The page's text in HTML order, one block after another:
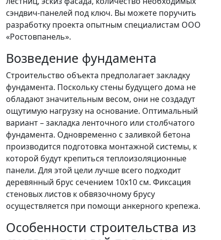
сэндвич-панелей под ключ. Вы можете поручить
разработку проекта опытным специалистам ООО
«Ростовпанель».
Возведение фундамента
Строительство объекта предполагает закладку
фундамента. Поскольку стены будущего дома не
обладают значительным весом, они не создадут
ощутимую нагрузку на основание. Оптимальный
вариант – закладка ленточного или столбчатого
фундамента. Одновременно с заливкой бетона
производится подготовка монтажной системы, к
которой будут крепиться теплоизоляционные
панели. Для этой цели лучше всего подходит
деревянный брус сечением 10х10 см. Фиксация
стеновых листов к обвязочному брусу
осуществляется при помощи анкерного крепежа.
Особенности строительства из